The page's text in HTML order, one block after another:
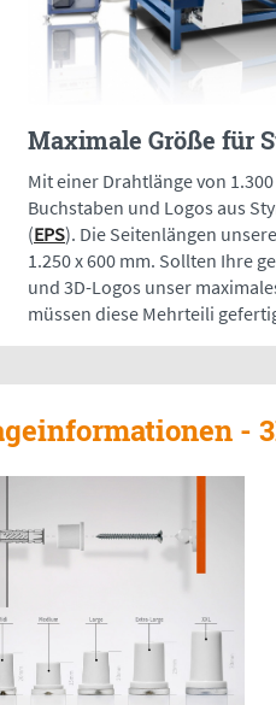
Maximale Größe für
Mit einer Drahtlänge von
Buchstaben und Logos aus
(EPS). Die Seitenlängen
1.250 x 600 mm. Sollten Ihre
und 3D-Logos unser
müssen diese Mehrteili
-